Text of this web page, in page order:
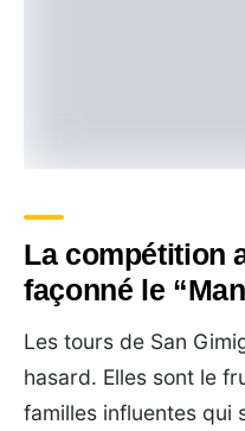
La compétition
façonné le
Les tours de San
hasard. Elles sont le
familles influentes qui